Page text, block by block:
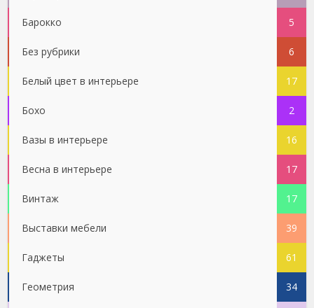
Барокко 5
Без рубрики 6
Белый цвет в интерьере 17
Бохо 2
Вазы в интерьере 16
Весна в интерьере 17
Винтаж 17
Выставки мебели 39
Гаджеты 61
Геометрия 34